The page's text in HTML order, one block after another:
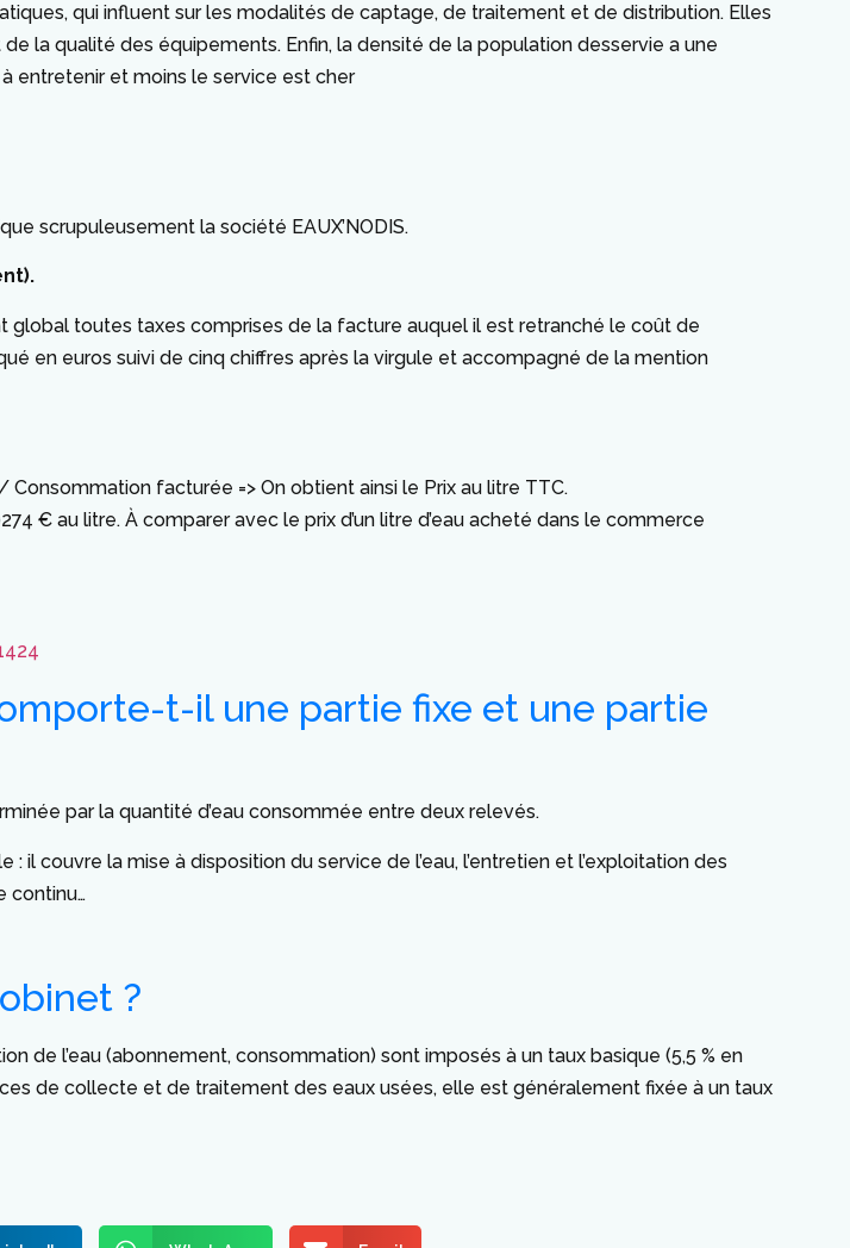
qui influent sur les modalités de captage, de traitement et de distribution. Elles
la qualité des équipements. Enfin, la densité de la population desservie a une
entretenir et moins le service est cher
scrupuleusement la société EAUX’NODIS.
global toutes taxes comprises de la facture auquel il est retranché le coût de
en euros suivi de cinq chiffres après la virgule et accompagné de la mention
facturée => On obtient ainsi le Prix au litre TTC.
€ au litre. À comparer avec le prix d’un litre d’eau acheté dans le commerce
t-il une partie fixe et une partie
par la quantité d’eau consommée entre deux relevés.
couvre la mise à disposition du service de l’eau, l’entretien et l’exploitation des
continu…
?
de l’eau (abonnement, consommation) sont imposés à un taux basique (5,5 % en
de collecte et de traitement des eaux usées, elle est généralement fixée à un taux